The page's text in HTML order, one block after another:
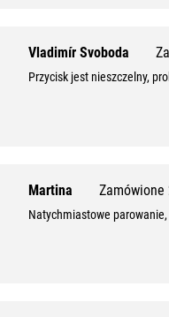
Vladimír Svoboda
Przycisk jest nieszczelny,
Martina
Natychmiastowe